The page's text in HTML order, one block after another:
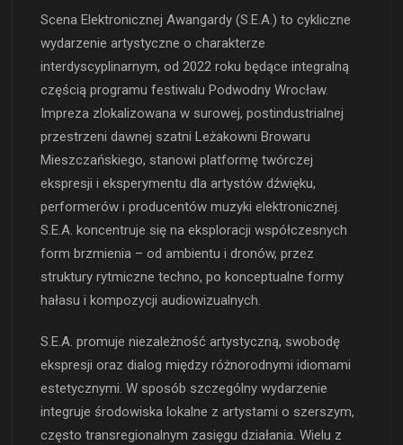
Scena Elektronicznej Awangardy (S.E.A.) to cykliczne
wydarzenie artystyczne o charakterze
interdyscyplinarnym, od 2022 roku będące integralną
częścią programu festiwalu Podwodny Wrocław.
Impreza zlokalizowana w surowej, postindustrialnej
przestrzeni dawnej szatni Leżakowni Browaru
Mieszczańskiego, stanowi platformę twórczej
ekspresji i eksperymentu dla artystów dźwięku,
performerów i producentów muzyki elektronicznej.
S.E.A. koncentruje się na eksploracji współczesnych
form brzmienia – od ambientu i dronów, przez
struktury rytmiczne techno, po konceptualne formy
hałasu i kompozycji audiowizualnych.
S.E.A. promuje niezależność artystyczną, swobodę
ekspresji oraz dialog między różnorodnymi idiomami
estetycznymi. W sposób szczególny wydarzenie
integruje środowiska lokalne z artystami o szerszym,
często transregionalnym zasięgu działania. Wielu z